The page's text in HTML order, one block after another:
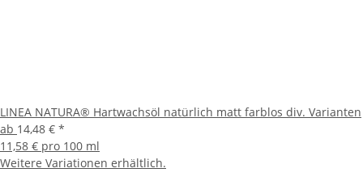
LINEA NATURA® Hartwachsöl natürlich matt farblos div. Varianten
ab 14,48 € *
11,58 € pro 100 ml
Weitere Variationen erhältlich.